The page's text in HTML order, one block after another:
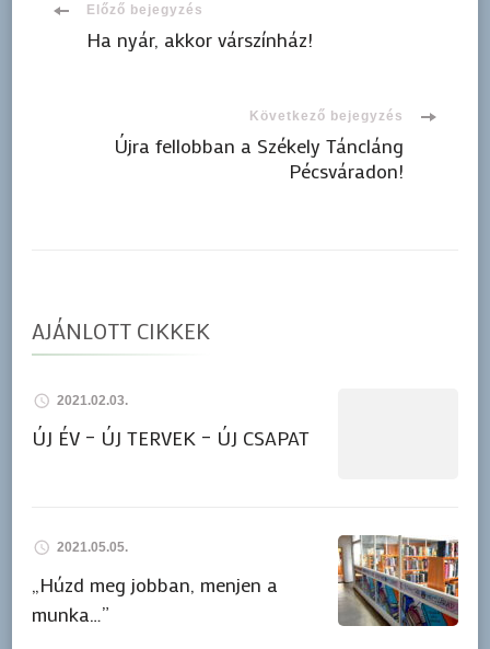
Bejegyzések
Előző bejegyzés
Ha nyár, akkor várszínház!
Következő bejegyzés
Újra fellobban a Székely Táncláng
Pécsváradon!
AJÁNLOTT CIKKEK
2021.02.03.
ÚJ ÉV – ÚJ TERVEK – ÚJ CSAPAT
2021.05.05.
„Húzd meg jobban, menjen a
munka…”